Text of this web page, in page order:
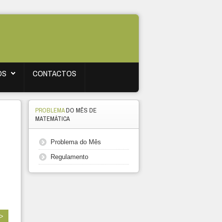
CONTACTOS
PROBLEMADO MÊS DE
MATEMÁTICA
Problema do Mês
Regulamento